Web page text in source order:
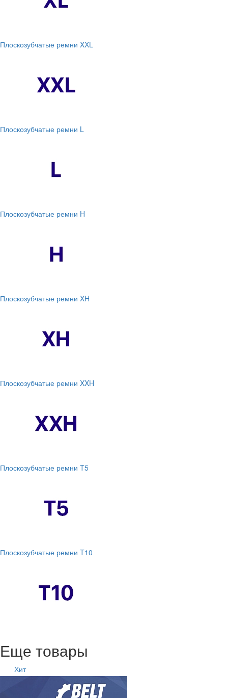
Плоскозубчатые ремни XXL
Плоскозубчатые ремни L
Плоскозубчатые ремни H
Плоскозубчатые ремни XH
Плоскозубчатые ремни XXH
Плоскозубчатые ремни T5
Плоскозубчатые ремни T10
Еще товары
Хит